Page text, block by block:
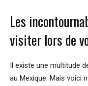
Les
visiter lors de
Il existe une multitude
au Mexique. Mais voici